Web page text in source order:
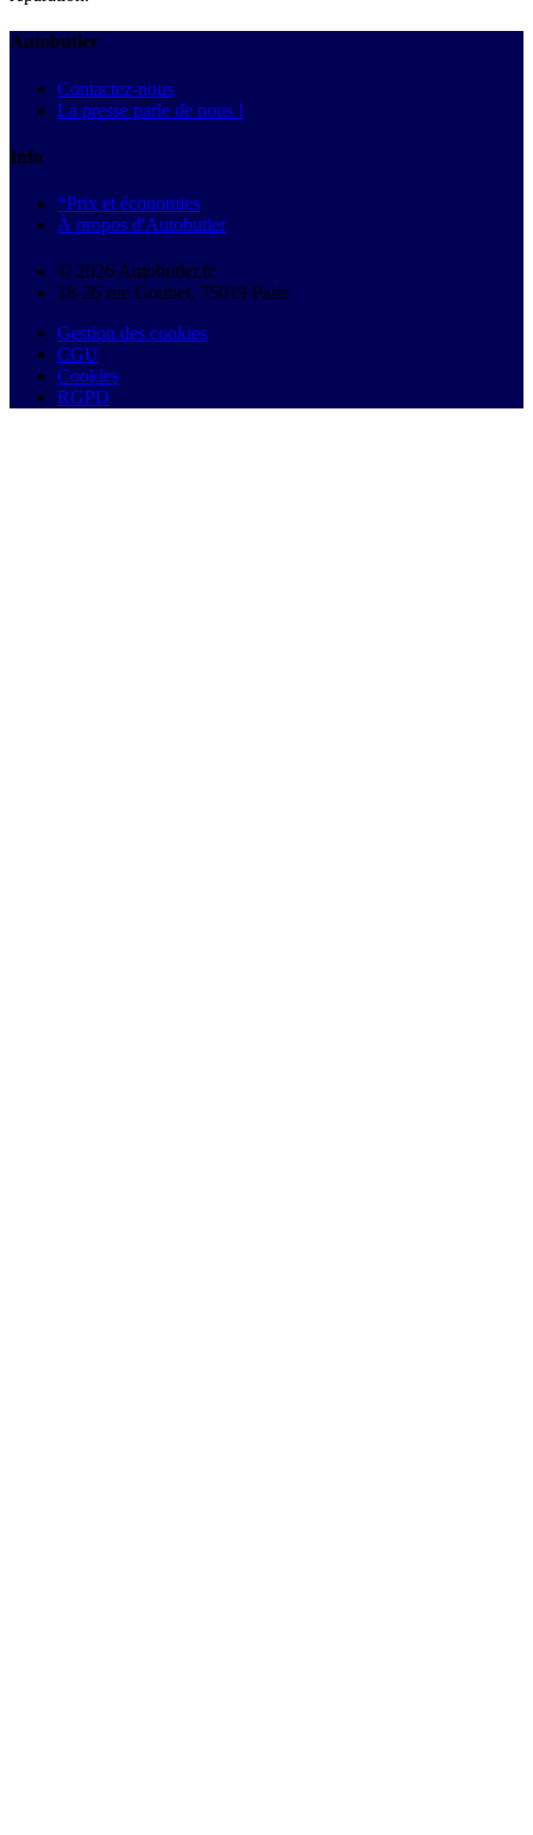
Autobutler
Contactez-nous
La presse parle de nous !
Info
*Prix et économies
À propos d'Autobutler
© 2026 Autobutler.fr
18-26 rue Goubet, 75019 Paris
Gestion des cookies
CGU
Cookies
RGPD